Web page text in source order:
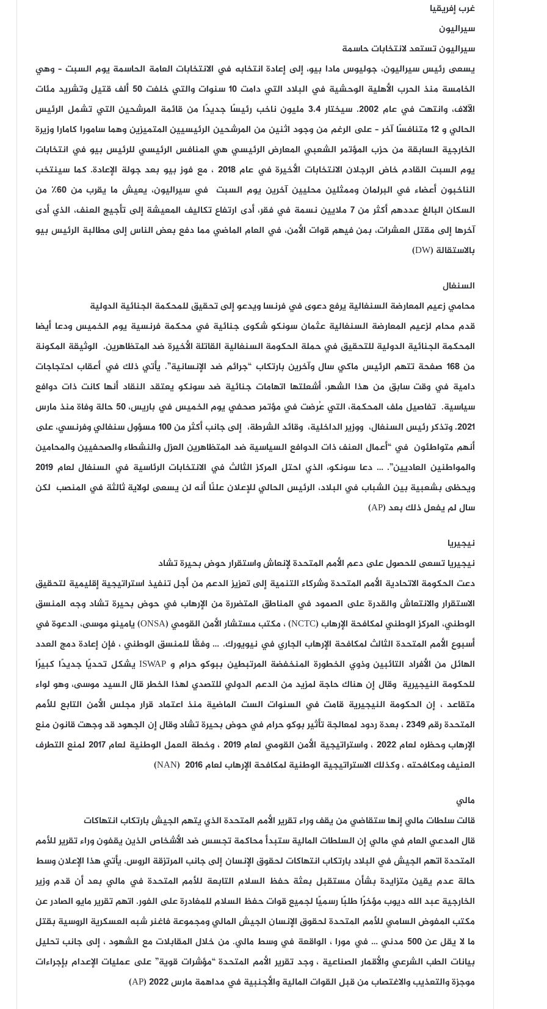
غرب إفريقيا
سيراليون
سيراليون تستعد لانتخابات حاسمة
يسعى رئيس سيراليون، جوليوس مادا بيو، إلى إعادة انتخابه في الانتخابات العامة الحاسمة يوم السبت – وهي
الخامسة منذ الحرب الأهلية الوحشية في البلاد التي دامت 10 سنوات والتي خلفت 50 ألف قتيل وتشريد مئات
الآلاف، وانتهت في عام 2002. سيختار 3.4 مليون ناخب رئيسًا جديدًا من قائمة المرشحين التي تشمل الرئيس
الحالي و 12 متنافسًا آخر – على الرغم من وجود اثنين من المرشحين الرئيسيين المتميزين وهما سامورا كامارا وزيرة
الخارجية السابقة من حزب المؤتمر الشعبي المعارض الرئيسي هي المنافس الرئيسي للرئيس بيو في انتخابات
يوم السبت القادم خاض الرجلان الانتخابات الأخيرة في عام 2018 ، مع فوز بيو بعد جولة الإعادة. كما سينتخب
الناخبون أعضاء في البرلمان وممثلين محليين آخرين يوم السبت في سيراليون، يعيش ما يقرب من 60٪ من
السكان البالغ عددهم أكثر من 7 ملايين نسمة في فقر، أدى ارتفاع تكاليف المعيشة إلى تأجيج العنف، الذي أدى
آخرها إلى مقتل العشرات، بمن فيهم قوات الأمن، في العام الماضي مما دفع بعض الناس إلى مطالبة الرئيس بيو
بالاستقالة (DW)
السنغال
محامي زعيم المعارضة السنغالية يرفع دعوى في فرنسا ويدعو إلى تحقيق للمحكمة الجنائية الدولية
قدم محام لزعيم المعارضة السنغالية عثمان سونكو شكوى جنائية في محكمة فرنسية يوم الخميس ودعا أيضا
المحكمة الجنائية الدولية للتحقيق في حملة الحكومة السنغالية القاتلة الأخيرة ضد المتظاهرين. الوثيقة المكونة
من 168 صفحة تتهم الرئيس ماكي سال وآخرين بارتكاب “جرائم ضد الإنسانية”. يأتي ذلك في أعقاب احتجاجات
دامية في وقت سابق من هذا الشهر، أشعلتها اتهامات جنائية ضد سونكو يعتقد النقاد أنها كانت ذات دوافع
سياسية. تفاصيل ملف المحكمة، التي عُرضت في مؤتمر صحفي يوم الخميس في باريس، 50 حالة وفاة منذ مارس
2021. وتذكر رئيس السنغال، ووزير الداخلية، وقائد الشرطة، إلى جانب أكثر من 100 مسؤول سنغالي وفرنسي، على
أنهم متواطئون في “أعمال العنف ذات الدوافع السياسية ضد المتظاهرين العزل والنشطاء والصحفيين والمحامين
والمواطنين العاديين”. … دعا سونكو، الذي احتل المركز الثالث في الانتخابات الرئاسية في السنغال لعام 2019
ويحظى بشعبية بين الشباب في البلاد، الرئيس الحالي للإعلان علنًا أنه لن يسعى لولاية ثالثة في المنصب لكن
سال لم يفعل ذلك بعد (AP)
نيجيريا
نيجيريا تسعى للحصول على دعم الأمم المتحدة لإنعاش واستقرار حوض بحيرة تشاد
دعت الحكومة الاتحادية الأمم المتحدة وشركاء التنمية إلى تعزيز الدعم من أجل تنفيذ استراتيجية إقليمية لتحقيق
الاستقرار والانتعاش والقدرة على الصمود في المناطق المتضررة من الإرهاب في حوض بحيرة تشاد وجه المنسق
الوطني، المركز الوطني لمكافحة الإرهاب (NCTC) ، مكتب مستشار الأمن القومي (ONSA) يامينو موسى، الدعوة في
أسبوع الأمم المتحدة الثالث لمكافحة الإرهاب الجاري في نيويورك. … وفقًا للمنسق الوطني ، فإن إعادة دمج العدد
الهائل من الأفراد التائبين وذوي الخطورة المنخفضة المرتبطين ببوكو حرام و ISWAP يشكل تحديًا جديدًا كبيرًا
للحكومة النيجيرية وقال إن هناك حاجة لمزيد من الدعم الدولي للتصدي لهذا الخطر قال السيد موسى، وهو لواء
متقاعد ، إن الحكومة النيجيرية قامت في السنوات الست الماضية منذ اعتماد قرار مجلس الأمن التابع للأمم
المتحدة رقم 2349 ، بعدة ردود لمعالجة تأثير بوكو حرام في حوض بحيرة تشاد وقال إن الجهود قد وجهت قانون منع
الإرهاب وحظره لعام 2022 ، واستراتيجية الأمن القومي لعام 2019 ، وخطة العمل الوطنية لعام 2017 لمنع التطرف
العنيف ومكافحته ، وكذلك الاستراتيجية الوطنية لمكافحة الإرهاب لعام 2016 (NAN)
مالي
قالت سلطات مالي إنها ستقاضي من يقف وراء تقرير الأمم المتحدة الذي يتهم الجيش بارتكاب انتهاكات
قال المدعي العام في مالي إن السلطات المالية ستبدأ محاكمة تجسس ضد الأشخاص الذين يقفون وراء تقرير للأمم
المتحدة اتهم الجيش في البلاد بارتكاب انتهاكات لحقوق الإنسان إلى جانب المرتزقة الروس. يأتي هذا الإعلان وسط
حالة عدم يقين متزايدة بشأن مستقبل بعثة حفظ السلام التابعة للأمم المتحدة في مالي بعد أن قدم وزير
الخارجية عبد الله ديوب مؤخرًا طلبًا رسميًا لجميع قوات حفظ السلام للمغادرة على الفور. اتهم تقرير مايو الصادر عن
مكتب المفوض السامي للأمم المتحدة لحقوق الإنسان الجيش المالي ومجموعة فاغنر شبه العسكرية الروسية بقتل
ما لا يقل عن 500 مدني … في مورا ، الواقعة في وسط مالي. من خلال المقابلات مع الشهود ، إلى جانب تحليل
بيانات الطب الشرعي والأقمار الصناعية ، وجد تقرير الأمم المتحدة “مؤشرات قوية” على عمليات الإعدام بإجراءات
موجزة والتعذيب والاغتصاب من قبل القوات المالية والأجنبية في مداهمة مارس 2022 (AP)